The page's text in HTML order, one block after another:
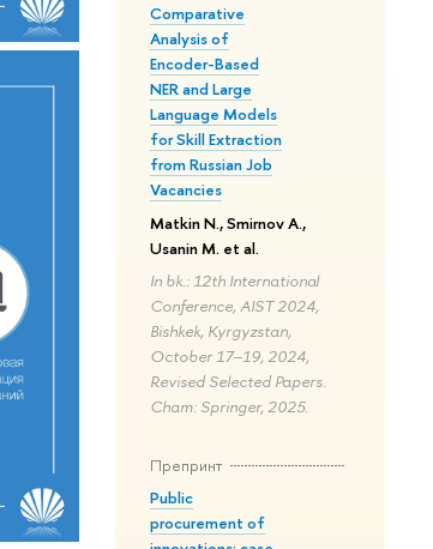
Comparative
Analysis of
Encoder-Based
NER and Large
Language Models
for Skill Extraction
from Russian Job
Vacancies
Matkin N., Smirnov A.,
Usanin M. et al.
In bk.: 12th International
Conference, AIST 2024,
Bishkek, Kyrgyzstan,
October 17–19, 2024,
Revised Selected Papers.
Cham: Springer, 2025.
Препринт
Public
procurement of